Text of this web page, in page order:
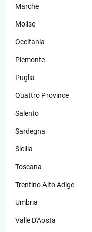
Marche
Molise
Occitania
Piemonte
Puglia
Quattro Province
Salento
Sardegna
Sicilia
Toscana
Trentino Alto Adige
Umbria
Valle D'Aosta